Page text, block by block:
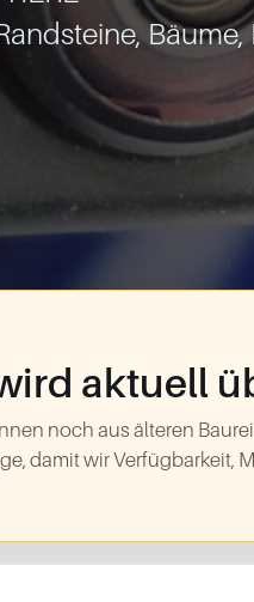
Bäume,
aktuell
noch aus älteren
damit wir Verfügbarkeit,